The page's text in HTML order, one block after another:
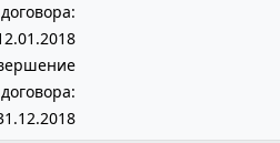
договора:
договора: